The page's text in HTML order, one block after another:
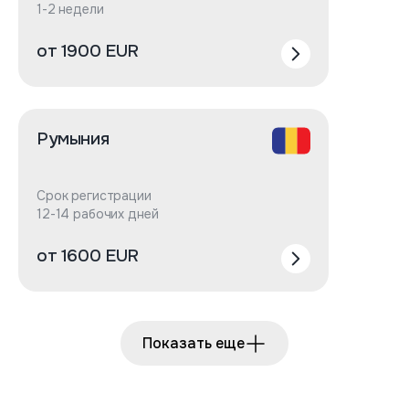
1-2 недели
от 1900 EUR
Румыния
Срок регистрации
12-14 рабочих дней
от 1600 EUR
Показать еще